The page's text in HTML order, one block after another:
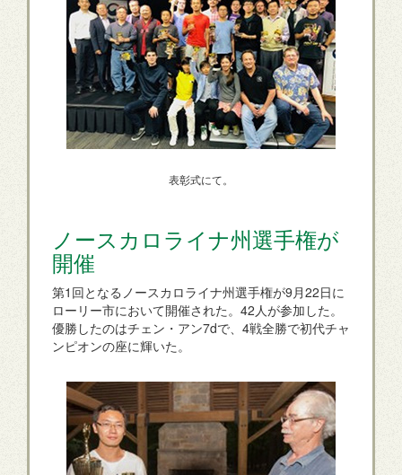
表彰式にて。
ノースカロライナ州選手権が
開催
第1回となるノースカロライナ州選手権が9月22日に
ローリー市において開催された。42人が参加した。
優勝したのはチェン・アン7dで、4戦全勝で初代チャ
ンピオンの座に輝いた。